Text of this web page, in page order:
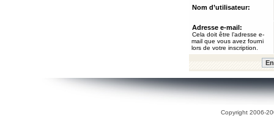
Nom d’utilisateur:
Adresse e-mail:
Cela doit être l’adresse e-
mail que vous avez fourni
lors de votre inscription.
Copyright 2006-